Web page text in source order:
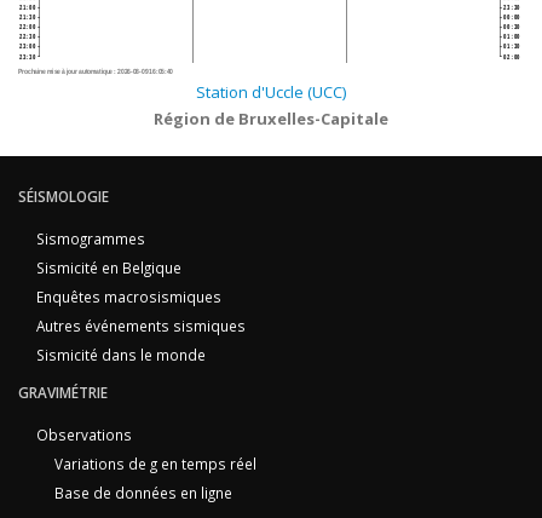
21:00
21:30
22:00
22:30
23:00
23:30
23:30
00:00
00:30
01:00
01:30
02:00
Prochaine mise à jour automatique :2026-08-09 16:05:40
Station d'Uccle (UCC)
Région de Bruxelles-Capitale
SÉISMOLOGIE
Sismogrammes
Sismicité en Belgique
Enquêtes macrosismiques
Autres événements sismiques
Sismicité dans le monde
GRAVIMÉTRIE
Observations
Variations de g en temps réel
Base de données en ligne